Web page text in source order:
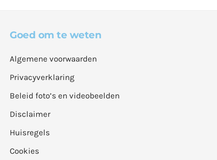
Goed om te weten
Algemene voorwaarden
Privacyverklaring
Beleid foto’s en videobeelden
Disclaimer
Huisregels
Cookies